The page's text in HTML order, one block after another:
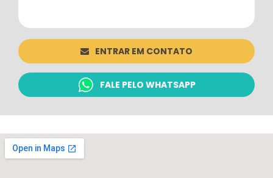
ENTRAR EM CONTATO
FALE PELO WHATSAPP